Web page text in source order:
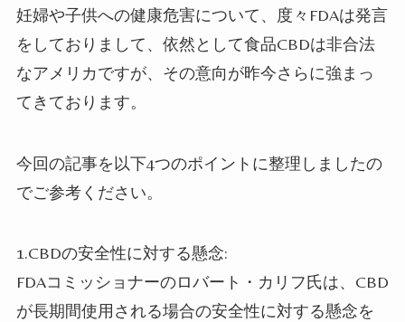
妊婦や子供への健康危害について、度々FDAは発言
をしておりまして、依然として食品CBDは非合法
なアメリカですが、その意向が昨今さらに強まっ
てきております。
今回の記事を以下4つのポイントに整理しましたの
でご参考ください。
1.CBDの安全性に対する懸念:
FDAコミッショナーのロバート・カリフ氏は、CBD
が長期間使用される場合の安全性に対する懸念を